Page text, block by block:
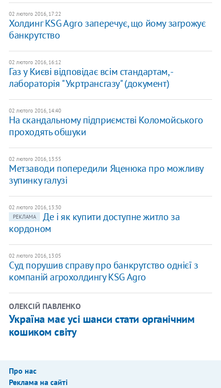
02 лютого 2016, 17:22
Холдинг KSG Agro заперечує, що йому загрожує
банкрутство
02 лютого 2016, 16:12
Газ у Києві відповідає всім стандартам, -
лабораторія "Укртрансгазу" (документ)
02 лютого 2016, 14:40
На скандальному підприємстві Коломойського
проходять обшуки
02 лютого 2016, 13:55
Метзаводи попередили Яценюка про можливу
зупинку галузі
02 лютого 2016, 13:30
РЕКЛАМА
Де і як купити доступне житло за
кордоном
02 лютого 2016, 13:05
Суд порушив справу про банкрутство однієї з
компаній агрохолдингу KSG Agro
ОЛЕКСІЙ ПАВЛЕНКО
Україна має усі шанси стати органічним
кошиком світу
Про нас
Реклама на сайті